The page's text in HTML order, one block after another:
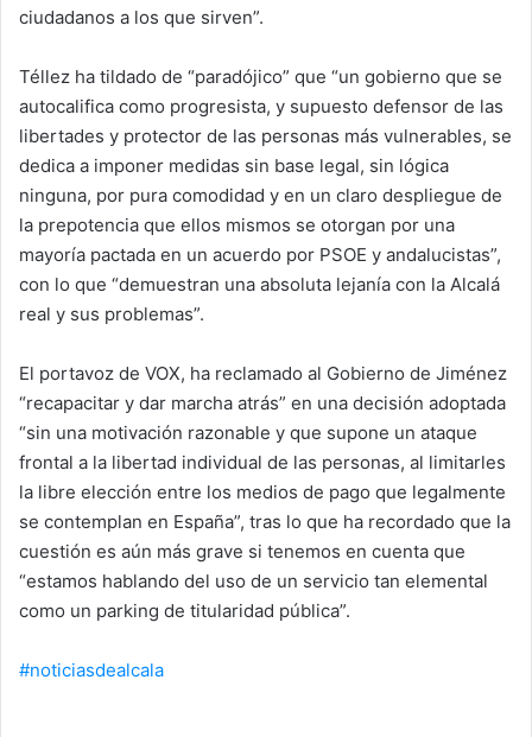
ciudadanos a los que sirven”.
Téllez ha tildado de “paradójico” que “un gobierno que se
autocalifica como progresista, y supuesto defensor de las
libertades y protector de las personas más vulnerables, se
dedica a imponer medidas sin base legal, sin lógica
ninguna, por pura comodidad y en un claro despliegue de
la prepotencia que ellos mismos se otorgan por una
mayoría pactada en un acuerdo por PSOE y andalucistas”,
con lo que “demuestran una absoluta lejanía con la Alcalá
real y sus problemas”.
El portavoz de VOX, ha reclamado al Gobierno de Jiménez
“recapacitar y dar marcha atrás” en una decisión adoptada
“sin una motivación razonable y que supone un ataque
frontal a la libertad individual de las personas, al limitarles
la libre elección entre los medios de pago que legalmente
se contemplan en España”, tras lo que ha recordado que la
cuestión es aún más grave si tenemos en cuenta que
“estamos hablando del uso de un servicio tan elemental
como un parking de titularidad pública”.
#noticiasdealcala